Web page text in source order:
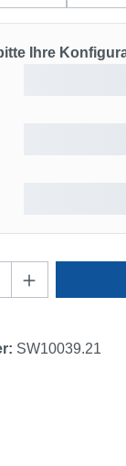
Ihre
Gib
SW10039.21